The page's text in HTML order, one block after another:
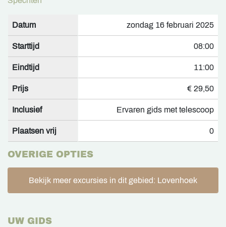
Datum zondag 16 februari 2025
Starttijd 08:00
Eindtijd 11:00
Prijs € 29,50
Inclusief Ervaren gids met telescoop
Plaatsen vrij 0
OVERIGE OPTIES
Bekijk meer excursies in dit gebied: Lovenhoek
UW GIDS